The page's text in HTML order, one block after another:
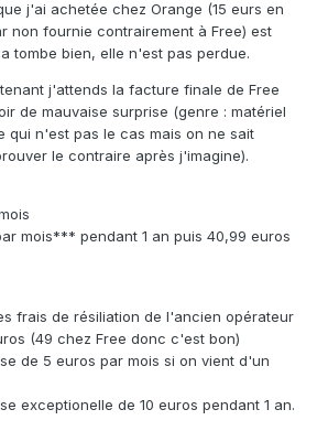
j'ai achetée chez Orange (15 eurs en
non fournie contrairement à Free) est
tombe bien, elle n'est pas perdue.
j'attends la facture finale de Free
de mauvaise surprise (genre : matériel
qui n'est pas le cas mais on ne sait
le contraire après j'imagine).
mois*** pendant 1 an puis 40,99 euros
frais de résiliation de l'ancien opérateur
(49 chez Free donc c'est bon)
de 5 euros par mois si on vient d'un
exceptionelle de 10 euros pendant 1 an.